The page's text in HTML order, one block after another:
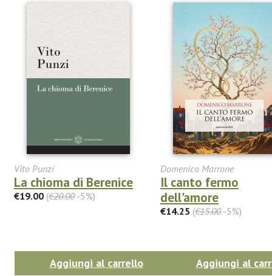
Vito Punzi
La chioma di Berenice
€19.00 (€20.00-5%)
Aggiungi al carrello
Domenico Marrone
Il canto fermo
dell'amore
€14.25 (€15.00-5%)
Aggiungi al